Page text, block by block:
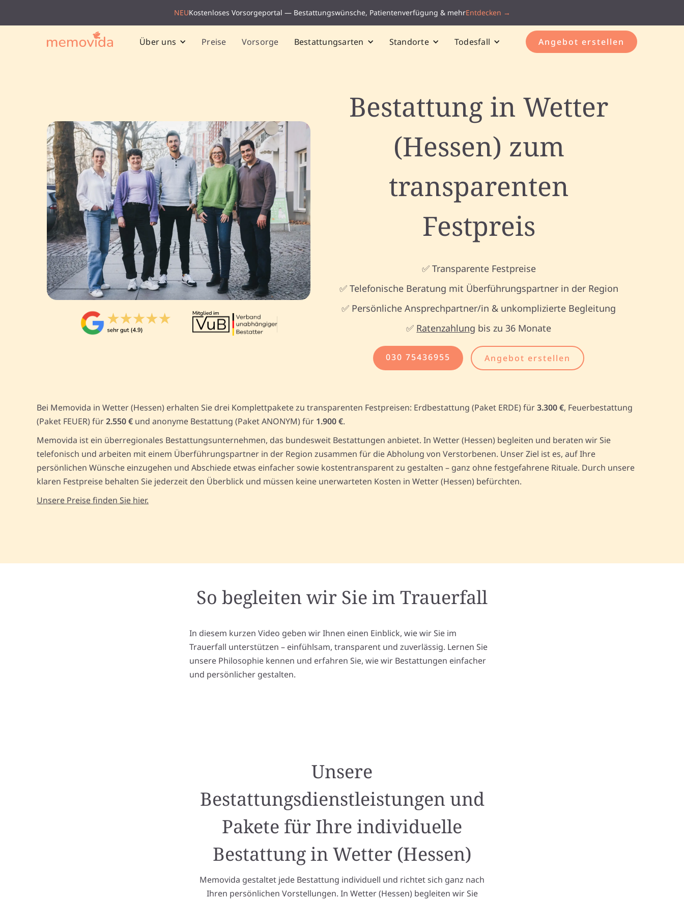
NEUKostenloses Vorsorgeportal — Bestattungswünsche, Patientenverfügung & mehrEntdecken →
Über uns Preise Vorsorge Bestattungsarten Standorte Todesfall Angebot erstellen
Bestattung in Wetter
(Hessen) zum
transparenten
Festpreis
✅ Transparente Festpreise
✅ Telefonische Beratung mit Überführungspartner in der Region
✅ Persönliche Ansprechpartner/in & unkomplizierte Begleitung
✅ Ratenzahlung bis zu 36 Monate
030 75436955 Angebot erstellen
Bei Memovida in Wetter (Hessen) erhalten Sie drei Komplettpakete zu transparenten Festpreisen: Erdbestattung (Paket ERDE) für3.300 €, Feuerbestattung
(Paket FEUER) für2.550 € und anonyme Bestattung (Paket ANONYM) für 1.900 €.
Memovida ist ein überregionales Bestattungsunternehmen, das bundesweit Bestattungen anbietet. In Wetter (Hessen) begleiten und beraten wir Sie
telefonisch und arbeiten mit einem Überführungspartner in der Region zusammen für die Abholung von Verstorbenen. Unser Ziel ist es, auf Ihre
persönlichen Wünsche einzugehen und Abschiede etwas einfacher sowie kostentransparent zu gestalten – ganz ohne festgefahrene Rituale. Durch unsere
klaren Festpreise behalten Sie jederzeit den Überblick und müssen keine unerwarteten Kosten in Wetter (Hessen) befürchten.
Unsere Preise finden Sie hier.
So begleiten wir Sie im Trauerfall
In diesem kurzen Video geben wir Ihnen einen Einblick, wie wir Sie im
Trauerfall unterstützen – einfühlsam, transparent und zuverlässig. Lernen Sie
unsere Philosophie kennen und erfahren Sie, wie wir Bestattungen einfacher
und persönlicher gestalten.
Unsere
Bestattungsdienstleistungen und
Pakete für Ihre individuelle
Bestattung in Wetter (Hessen)
Memovida gestaltet jede Bestattung individuell und richtet sich ganz nach
Ihren persönlichen Vorstellungen. In Wetter (Hessen) begleiten wir Sie